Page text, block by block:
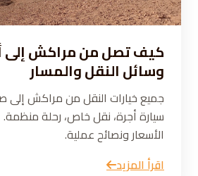
كيف تصل من مراكش إلى
وسائل النقل والمسار
جميع خيارات النقل من مراكش إلى
سيارة أجرة، نقل خاص، رحلة منظمة.
الأسعار ونصائح عملية.
اقرأ المزيد